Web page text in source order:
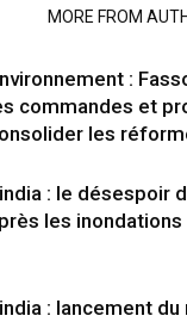
MORE FROM
:
commandes et
les
: le désespoir
les inondations
: lancement